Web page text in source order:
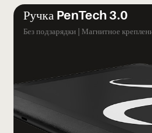
Ручка PenTech 3.0
Без подзарядки | Магнитное